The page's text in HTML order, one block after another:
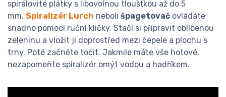
spirálovité plátky s libovolnou tloušťkou až do 5
mm. Spiralizér Lurch neboli špagetovač ovládáte
snadno pomocí ruční kličky. Stačí si připravit oblíbenou
zeleninu a vložit ji doprostřed mezi čepele a plochu s
trny. Poté začněte točit. Jakmile máte vše hotové,
nezapomeňte spiralizér omýt vodou a hadříkem.